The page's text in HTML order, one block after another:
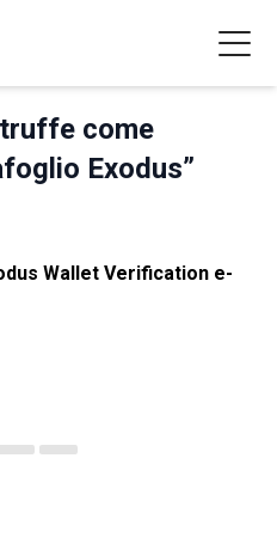
come
Exodus”
Wallet Verification e-